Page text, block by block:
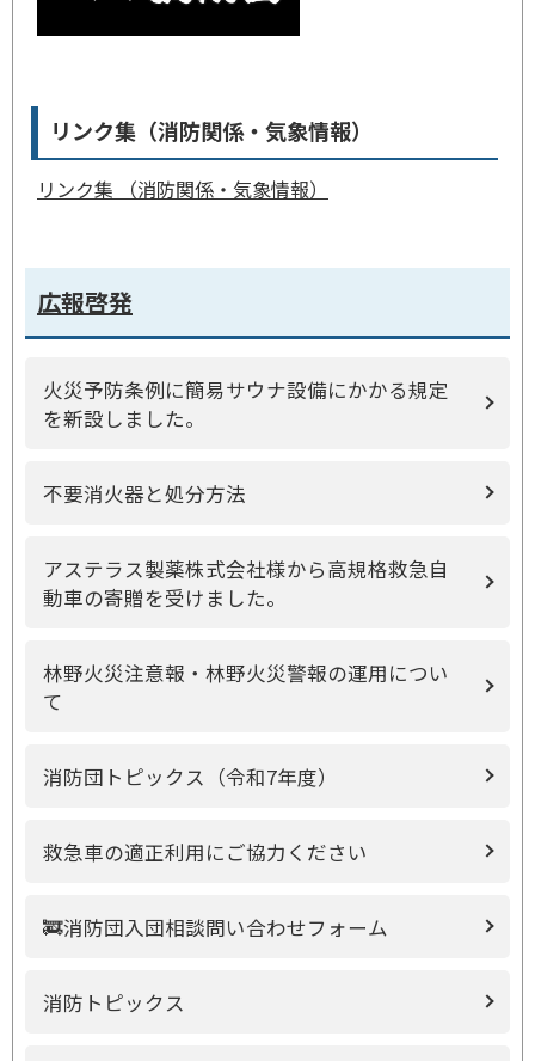
リンク集（消防関係・気象情報）
リンク集 （消防関係・気象情報）
広報啓発
火災予防条例に簡易サウナ設備にかかる規定
を新設しました。
不要消火器と処分方法
アステラス製薬株式会社様から高規格救急自
動車の寄贈を受けました。
林野火災注意報・林野火災警報の運用につい
て
消防団トピックス（令和7年度）
救急車の適正利用にご協力ください
🚒消防団入団相談問い合わせフォーム
消防トピックス